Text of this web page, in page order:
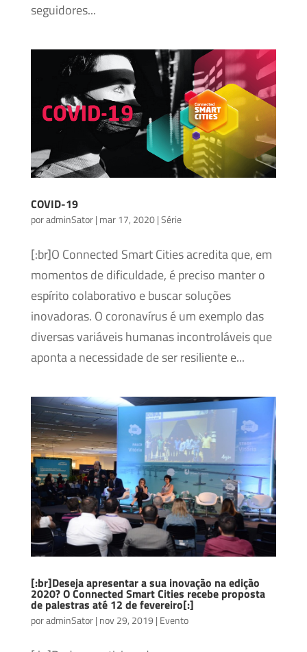
seguidores...
COVID-19
poradminSator| mar 17, 2020|Série
[:br]O Connected Smart Cities acredita que, em
momentos de dificuldade, é preciso manter o
espírito colaborativo e buscar soluções
inovadoras. O coronavírus é um exemplo das
diversas variáveis humanas incontroláveis que
aponta a necessidade de ser resiliente e...
[:br]Deseja apresentar a sua inovação na edição
2020? O Connected Smart Cities recebe proposta
de palestras até 12 de fevereiro[:]
poradminSator| nov 29, 2019 | Evento